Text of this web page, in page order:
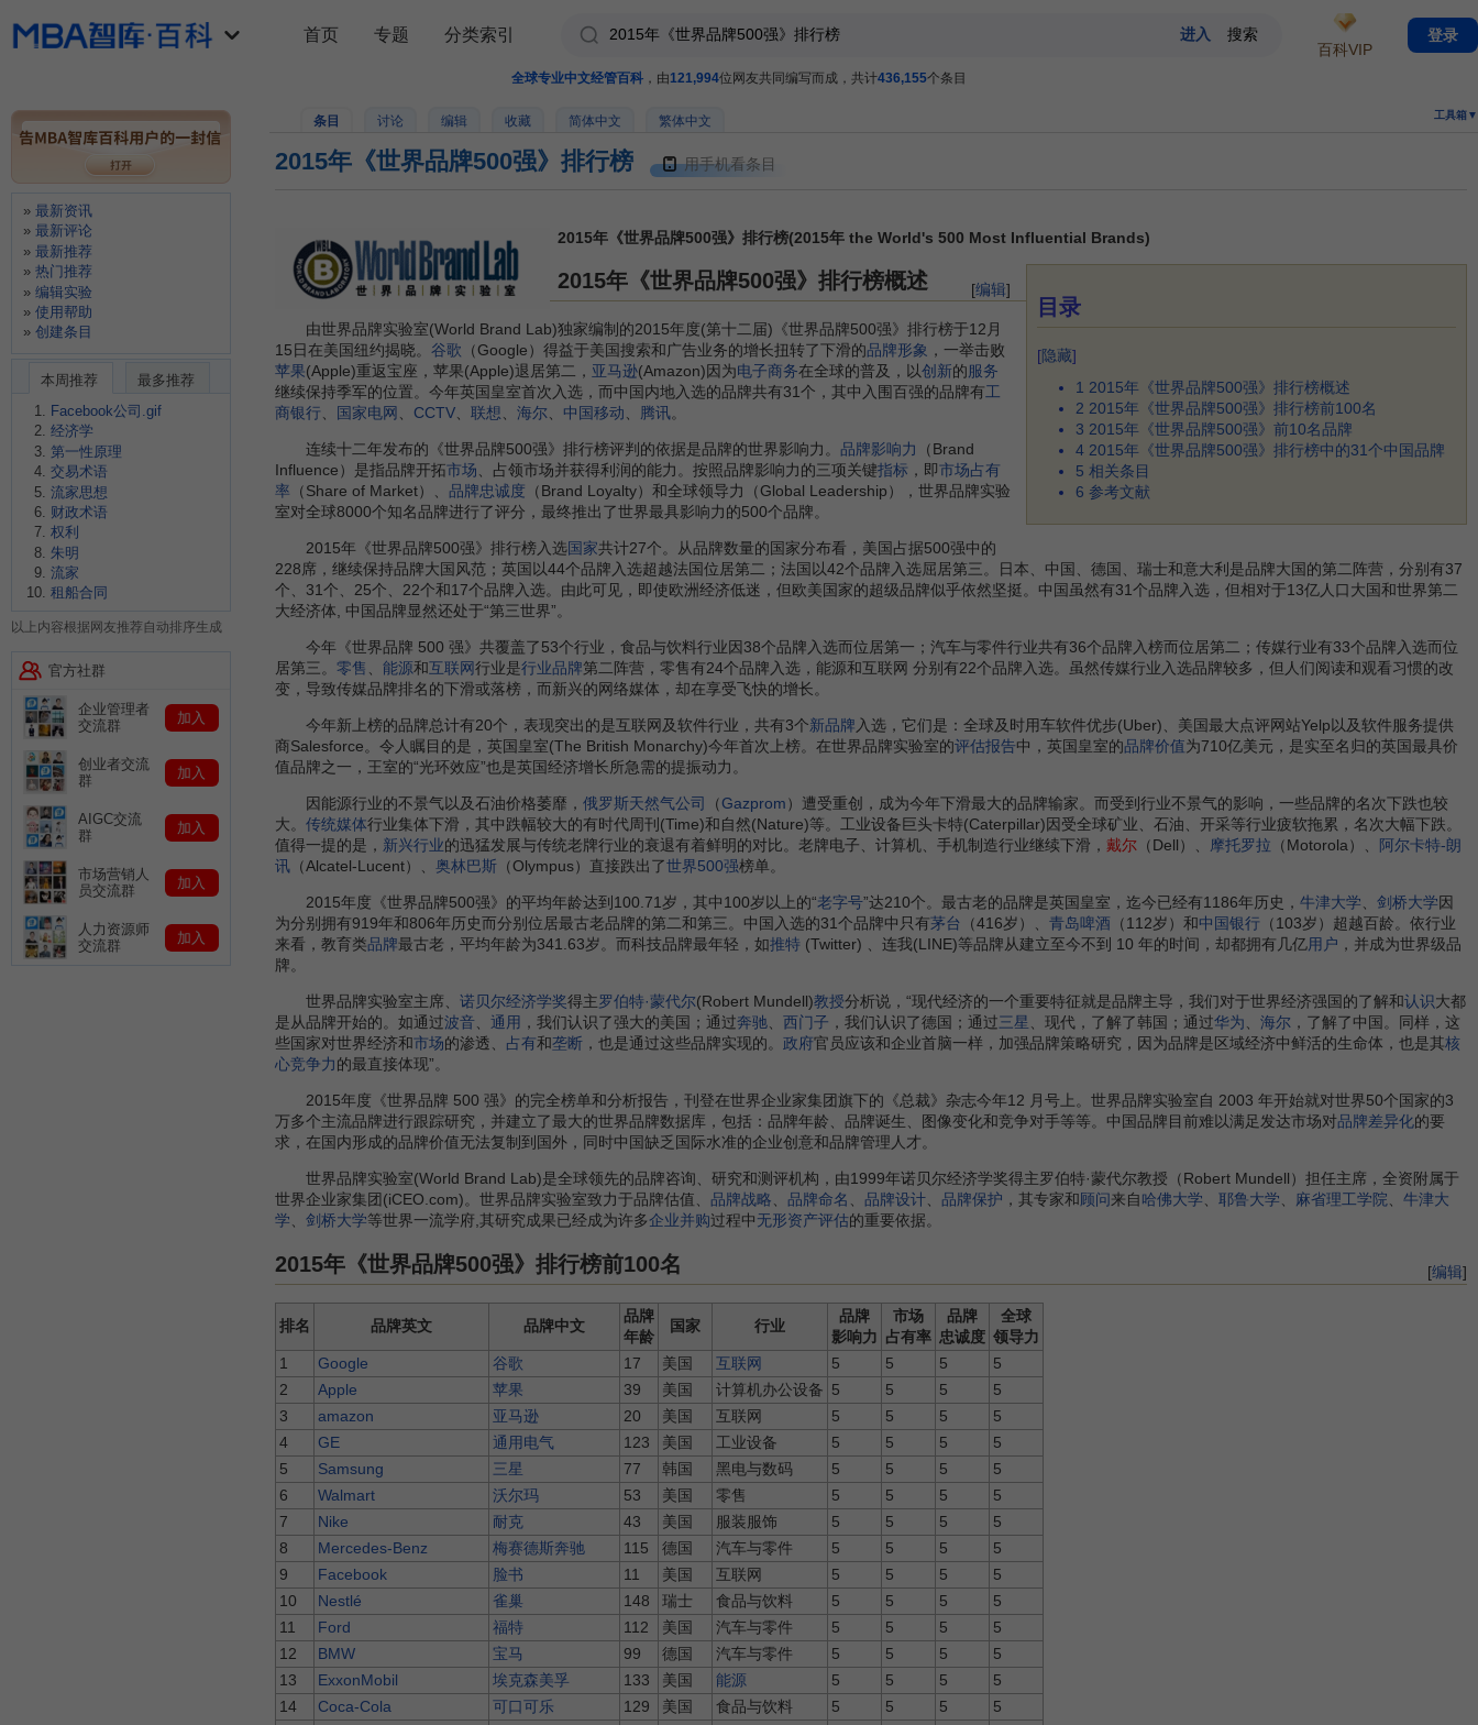
全球专业中文经管百科 ，由121,994位网友共同编写而成，共计436,155个条目
条目 讨论 编辑 收藏 简体中文 繁体中文 工具箱▼
2015年《世界品牌500强》排行榜 用手机看条目
2015年《世界品牌500强》排行榜(2015年 the World's 500 Most Influential Brands)
目录
[隐藏]
1 2015年《世界品牌500强》排行榜概述
2 2015年《世界品牌500强》排行榜前100名
3 2015年《世界品牌500强》前10名品牌
4 2015年《世界品牌500强》排行榜中的31个中国品牌
5 相关条目
6 参考文献
[编辑]
2015年《世界品牌500强》排行榜概述
由世界品牌实验室(World Brand Lab)独家编制的2015年度(第十二届)《世界品牌500强》排行榜于12月
15日在美国纽约揭晓。 谷歌 （Google）得益于美国搜索和广告业务的增长扭转了下滑的品牌形象 ，一举击败
苹果(Apple)重返宝座，苹果(Apple)退居第二， 亚马逊(Amazon)因为电子商务在全球的普及，以创新的服务
继续保持季军的位置。今年英国皇室首次入选，而中国内地入选的品牌共有31个，其中入围百强的品牌有工
商银行、 国家电网 、 CCTV、 联想、 海尔、 中国移动、 腾讯。
连续十二年发布的《世界品牌500强》排行榜评判的依据是品牌的世界影响力。 品牌影响力
（Brand
Influence）是指品牌开拓市场、占领市场并获得利润的能力。按照品牌影响力的三项关键指标 ，即市场占有
率 （Share of Market）、 品牌忠诚度 （Brand Loyalty）和全球领导力（Global Leadership），世界品牌实验
室对全球8000个知名品牌进行了评分，最终推出了世界最具影响力的500个品牌。
2015年《世界品牌500强》排行榜入选国家共计27个。从品牌数量的国家分布看，美国占据500强中的
228席，继续保持品牌大国风范；英国以44个品牌入选超越法国位居第二；法国以42个品牌入选屈居第三。日本、中国、德国、瑞士和意大利是品牌大国的第二阵营，分别有37
个、31个、25个、22个和17个品牌入选。由此可见，即使欧洲经济低迷，但欧美国家的超级品牌似乎依然坚挺。中国虽然有31个品牌入选，但相对于13亿人口大国和世界第二
大经济体, 中国品牌显然还处于“第三世界”。
今年《世界品牌 500 强》共覆盖了53个行业，食品与饮料行业因38个品牌入选而位居第一；汽车与零件行业共有36个品牌入榜而位居第二；传媒行业有33个品牌入选而位
居第三。 零售 、 能源和互联网行业是行业品牌第二阵营，零售有24个品牌入选，能源和互联网 分别有22个品牌入选。虽然传媒行业入选品牌较多，但人们阅读和观看习惯的改
变，导致传媒品牌排名的下滑或落榜，而新兴的网络媒体，却在享受飞快的增长。
今年新上榜的品牌总计有20个，表现突出的是互联网及软件行业，共有3个新品牌入选，它们是：全球及时用车软件优步(Uber)、美国最大点评网站Yelp以及软件服务提供
商Salesforce。令人瞩目的是，英国皇室(The British Monarchy)今年首次上榜。在世界品牌实验室的评估报告中，英国皇室的品牌价值为710亿美元，是实至名归的英国最具价
值品牌之一，王室的“光环效应”也是英国经济增长所急需的提振动力。
因能源行业的不景气以及石油价格萎靡， 俄罗斯天然气公司 （Gazprom）遭受重创，成为今年下滑最大的品牌输家。而受到行业不景气的影响，一些品牌的名次下跌也较
大。 传统媒体行业集体下滑，其中跌幅较大的有时代周刊(Time)和自然(Nature)等。工业设备巨头卡特(Caterpillar)因受全球矿业、石油、开采等行业疲软拖累，名次大幅下跌。
值得一提的是， 新兴行业的迅猛发展与传统老牌行业的衰退有着鲜明的对比。老牌电子、计算机、手机制造行业继续下滑， 戴尔 （Dell）、 摩托罗拉 （Motorola）、
阿尔卡特-朗
讯 （Alcatel-Lucent）、 奥林巴斯 （Olympus）直接跌出了世界500强榜单。
2015年度《世界品牌500强》的平均年龄达到100.71岁，其中100岁以上的“老字号”达210个。最古老的品牌是英国皇室，迄今已经有1186年历史， 牛津大学、 剑桥大学因
为分别拥有919年和806年历史而分别位居最古老品牌的第二和第三。中国入选的31个品牌中只有茅台 （416岁）、 青岛啤酒 （112岁）和中国银行 （103岁）超越百龄。依行业
来看，教育类品牌最古老，平均年龄为341.63岁。而科技品牌最年轻，如推特 (Twitter) 、连我(LINE)等品牌从建立至今不到 10 年的时间，却都拥有几亿用户 ，并成为世界级品
牌。
世界品牌实验室主席、 诺贝尔经济学奖得主罗伯特·蒙代尔(Robert Mundell)教授分析说，“现代经济的一个重要特征就是品牌主导，我们对于世界经济强国的了解和认识大都
是从品牌开始的。如通过波音、 通用 ，我们认识了强大的美国；通过奔驰、 西门子 ，我们认识了德国；通过三星 、现代，了解了韩国；通过华为、 海尔 ，了解了中国。同样，这
些国家对世界经济和市场的渗透、 占有和垄断 ，也是通过这些品牌实现的。 政府官员应该和企业首脑一样，加强品牌策略研究，因为品牌是区域经济中鲜活的生命体，也是其核
心竞争力的最直接体现”。
2015年度《世界品牌 500 强》的完全榜单和分析报告，刊登在世界企业家集团旗下的《总裁》杂志今年12 月号上。世界品牌实验室自 2003 年开始就对世界50个国家的3
万多个主流品牌进行跟踪研究，并建立了最大的世界品牌数据库，包括：品牌年龄、品牌诞生、图像变化和竞争对手等等。中国品牌目前难以满足发达市场对品牌差异化的要
求，在国内形成的品牌价值无法复制到国外，同时中国缺乏国际水准的企业创意和品牌管理人才。
世界品牌实验室(World Brand Lab)是全球领先的品牌咨询、研究和测评机构，由1999年诺贝尔经济学奖得主罗伯特·蒙代尔教授（Robert Mundell）担任主席，全资附属于
世界企业家集团(iCEO.com)。世界品牌实验室致力于品牌估值、 品牌战略、 品牌命名 、 品牌设计、 品牌保护 ，其专家和顾问来自哈佛大学、 耶鲁大学、 麻省理工学院、 牛津大
学、 剑桥大学等世界一流学府,其研究成果已经成为许多企业并购过程中无形资产评估的重要依据。
[编辑]
2015年《世界品牌500强》排行榜前100名
排名 品牌英文 品牌中文
品牌
年龄
国家 行业
品牌
影响力
市场
占有率
品牌
忠诚度
全球
领导力
1
Google 谷歌 17 美国 互联网 5 5 5
5
2
Apple 苹果 39 美国 计算机办公设备 5 5 5
5
3
amazon 亚马逊 20 美国 互联网 5 5 5
5
4
GE 通用电气 123 美国 工业设备 5 5 5
5
5
Samsung 三星 77 韩国 黑电与数码 5 5 5
5
6
Walmart 沃尔玛 53 美国 零售 5 5 5
5
7
Nike 耐克 43 美国 服装服饰 5 5 5
5
8
Mercedes-Benz 梅赛德斯奔驰 115 德国 汽车与零件 5 5 5
5
9
Facebook 脸书 11 美国 互联网 5 5 5
5
10
Nestlé 雀巢 148 瑞士 食品与饮料 5 5 5
5
11
Ford 福特 112 美国 汽车与零件 5 5 5
5
12
BMW 宝马 99 德国 汽车与零件 5 5 5
5
13
ExxonMobil 埃克森美孚 133 美国 能源 5 5 5
5
14
Coca-Cola 可口可乐 129 美国 食品与饮料 5 5 5
5
首页 专题 分类索引
百科VIP
登录
最新资讯
最新评论
最新推荐
热门推荐
编辑实验
使用帮助
创建条目
本周推荐
最多推荐
Facebook公司.gif
经济学
第一性原理
交易术语
流家思想
财政术语
权利
朱明
流家
租船合同
以上内容根据网友推荐自动排序生成
官方社群
企业管理者
交流群
加入
创业者交流
群
加入
AIGC交流
群
加入
市场营销人
员交流群
加入
人力资源师
交流群
加入